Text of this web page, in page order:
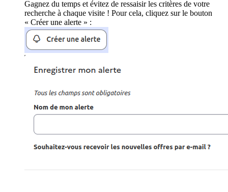
Gagnez du temps et évitez de ressaisir les critères de votre
recherche à chaque visite ! Pour cela, cliquez sur le bouton
« Créer une alerte » :